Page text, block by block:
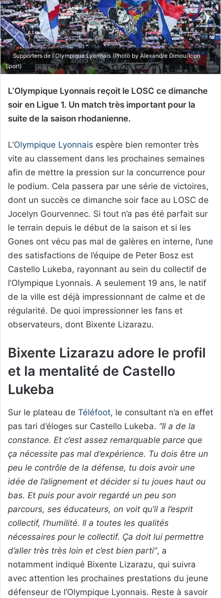
Supporters de l'Olympique Lyonnais (Photo by Alexandre Dimou/Icon
Sport)
L’Olympique Lyonnais reçoit le LOSC ce dimanche
soir en Ligue 1. Un match très important pour la
suite de la saison rhodanienne.
L’Olympique Lyonnais espère bien remonter très
vite au classement dans les prochaines semaines
afin de mettre la pression sur la concurrence pour
le podium. Cela passera par une série de victoires,
dont un succès ce dimanche soir face au LOSC de
Jocelyn Gourvennec. Si tout n’a pas été parfait sur
le terrain depuis le début de la saison et si les
Gones ont vécu pas mal de galères en interne, l’une
des satisfactions de l’équipe de Peter Bosz est
Castello Lukeba, rayonnant au sein du collectif de
l’Olympique Lyonnais. A seulement 19 ans, le natif
de la ville est déjà impressionnant de calme et de
régularité. De quoi impressionner les fans et
observateurs, dont Bixente Lizarazu.
Bixente Lizarazu adore le profil
et la mentalité de Castello
Lukeba
Sur le plateau de Téléfoot, le consultant n’a en effet
pas tari d’éloges sur Castello Lukeba. “Il a de la
constance. Et c’est assez remarquable parce que
ça nécessite pas mal d’expérience. Tu dois être un
peu le contrôle de la défense, tu dois avoir une
idée de l’alignement et décider si tu joues haut ou
bas. Et puis pour avoir regardé un peu son
parcours, ses éducateurs, on voit qu’il a l’esprit
collectif, l’humilité. Il a toutes les qualités
nécessaires pour le collectif. Ça doit lui permettre
d’aller très très loin et c’est bien parti”, a
notamment indiqué Bixente Lizarazu, qui suivra
avec attention les prochaines prestations du jeune
défenseur de l’Olympique Lyonnais. Reste à savoir